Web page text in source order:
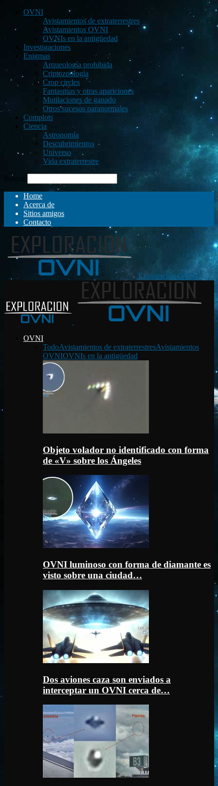
OVNI
Avistamientos de extraterrestres
Avistamientos OVNI
OVNIs en la antigüedad
Investigaciones
Enigmas
Arqueología prohibida
Criptozoología
Crop circles
Fantasmas y otras apariciones
Mutilaciones de ganado
Otros sucesos paranormales
Complots
Ciencia
Astronomía
Descubrimientos
Universo
Vida extraterrestre
Buscar
Home
Acerca de
Sitios amigos
Contacto
Exploración OVNI
OVNI
TodoAvistamientos de extraterrestresAvistamientos
OVNIOVNIs en la antigüedad
Objeto volador no identificado con forma
de «V» sobre los Ángeles
OVNI luminoso con forma de diamante es
visto sobre una ciudad…
Dos aviones caza son enviados a
interceptar un OVNI cerca de…